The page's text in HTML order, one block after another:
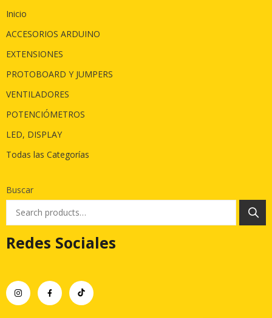
Inicio
ACCESORIOS ARDUINO
EXTENSIONES
PROTOBOARD Y JUMPERS
VENTILADORES
POTENCIÓMETROS
LED, DISPLAY
Todas las Categorías
Buscar
Redes Sociales